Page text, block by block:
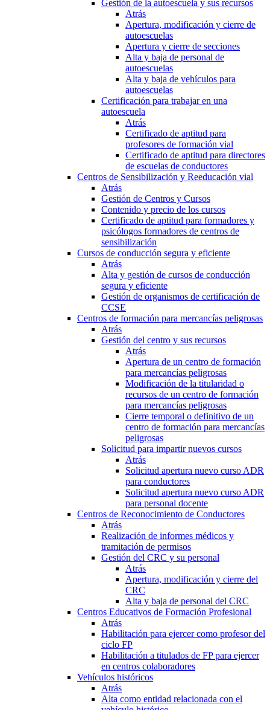
Gestión de la autoescuela y sus recursos
Atrás
Apertura, modificación y cierre de
autoescuelas
Apertura y cierre de secciones
Alta y baja de personal de
autoescuelas
Alta y baja de vehículos para
autoescuelas
Certificación para trabajar en una
autoescuela
Atrás
Certificado de aptitud para
profesores de formación vial
Certificado de aptitud para directores
de escuelas de conductores
Centros de Sensibilización y Reeducación vial
Atrás
Gestión de Centros y Cursos
Contenido y precio de los cursos
Certificado de aptitud para formadores y
psicólogos formadores de centros de
sensibilización
Cursos de conducción segura y eficiente
Atrás
Alta y gestión de cursos de conducción
segura y eficiente
Gestión de organismos de certificación de
CCSE
Centros de formación para mercancías peligrosas
Atrás
Gestión del centro y sus recursos
Atrás
Apertura de un centro de formación
para mercancías peligrosas
Modificación de la titularidad o
recursos de un centro de formación
para mercancías peligrosas
Cierre temporal o definitivo de un
centro de formación para mercancías
peligrosas
Solicitud para impartir nuevos cursos
Atrás
Solicitud apertura nuevo curso ADR
para conductores
Solicitud apertura nuevo curso ADR
para personal docente
Centros de Reconocimiento de Conductores
Atrás
Realización de informes médicos y
tramitación de permisos
Gestión del CRC y su personal
Atrás
Apertura, modificación y cierre del
CRC
Alta y baja de personal del CRC
Centros Educativos de Formación Profesional
Atrás
Habilitación para ejercer como profesor del
ciclo FP
Habilitación a titulados de FP para ejercer
en centros colaboradores
Vehículos históricos
Atrás
Alta como entidad relacionada con el